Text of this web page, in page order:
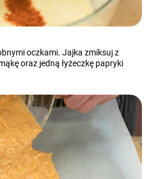
oczkami. Jajka zmiksuj z
oraz jedną łyżeczkę papryki